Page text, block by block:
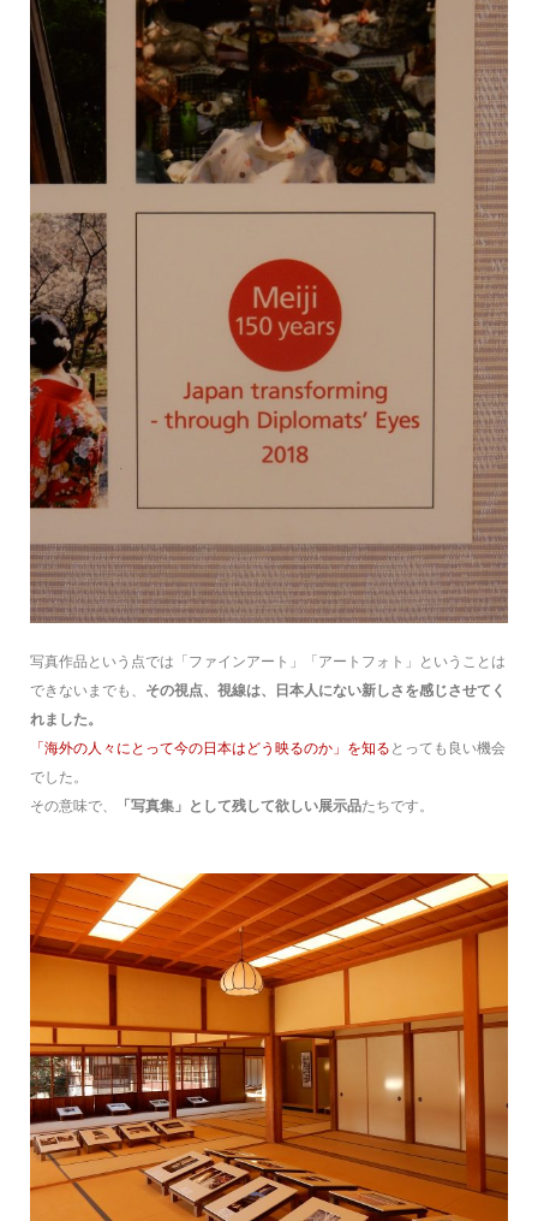
写真作品という点では「ファインアート」「アートフォト」ということは
できないまでも、 その視点、視線は、日本人にない新しさを感じさせてく
れました。
「海外の人々にとって今の日本はどう映るのか」を知る とっても良い機会
でした。
その意味で、
「写真集」として残して欲しい展示品たちです。